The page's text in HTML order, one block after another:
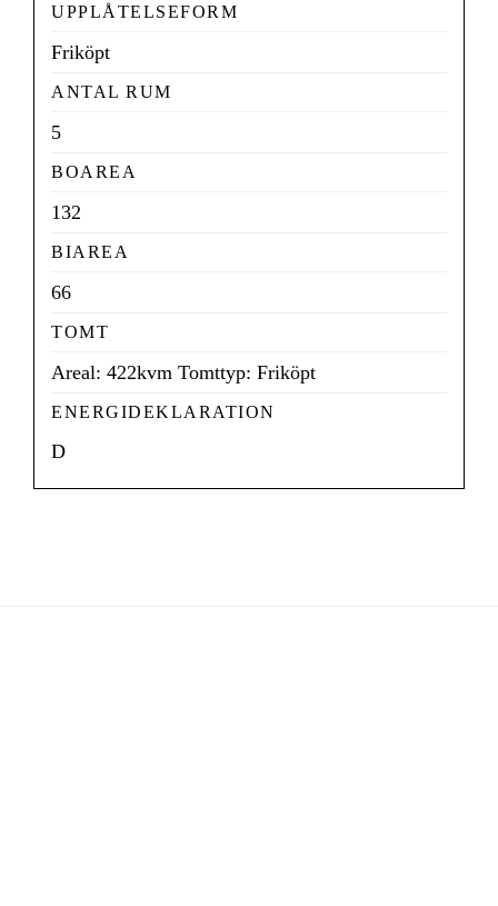
UPPLÅTELSEFORM
Friköpt
ANTAL RUM
5
BOAREA
132
BIAREA
66
TOMT
Areal: 422kvm Tomttyp: Friköpt
ENERGIDEKLARATION
D